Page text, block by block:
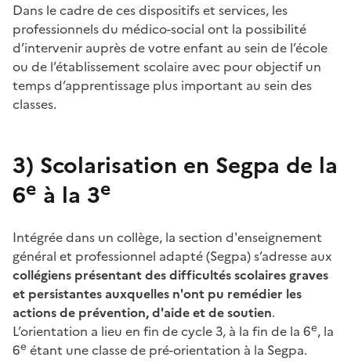
Dans le cadre de ces dispositifs et services, les
professionnels du médico-social ont la possibilité
d’intervenir auprès de votre enfant au sein de l’école
ou de l’établissement scolaire avec pour objectif un
temps d’apprentissage plus important au sein des
classes.
3) Scolarisation en Segpa de la
6e à la 3e
Intégrée dans un collège, la section d'enseignement
général et professionnel adapté (Segpa) s’adresse aux
collégiens présentant des difficultés scolaires graves
et persistantes auxquelles n'ont pu remédier les
actions de prévention, d'aide et de soutien.
L’orientation a lieu en fin de cycle 3, à la fin de la 6e, la
6e étant une classe de pré-orientation à la Segpa.